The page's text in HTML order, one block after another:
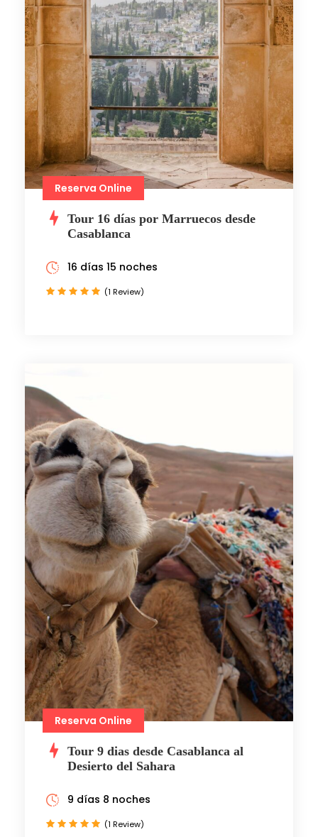
Reserva Online
Tour 16 días por Marruecos desde
Casablanca
16 días 15 noches
(1 Review)
Reserva Online
Tour 9 dias desde Casablanca al
Desierto del Sahara
9 días 8 noches
(1 Review)